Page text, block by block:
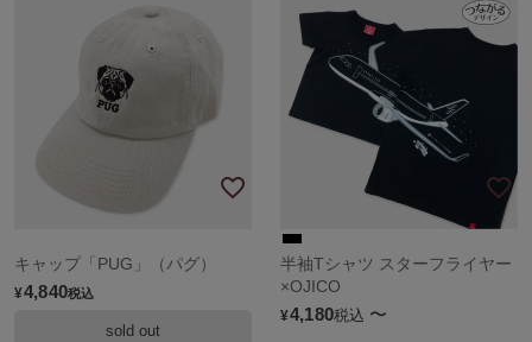
キャップ「PUG」（パグ）
¥4,840税込
sold out
半袖Tシャツ スターフライヤー
×OJICO
¥4,180税込 〜